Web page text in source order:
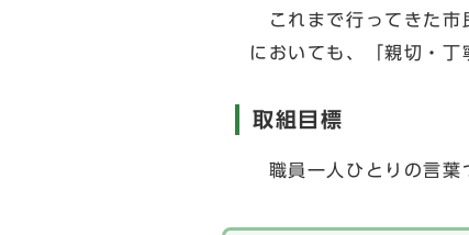
これまで行ってきた市
においても、「親切・
取組目標
職員一人ひとりの言葉